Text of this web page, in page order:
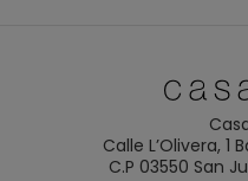
Calle L’Olivera, 1
C.P 03550 San